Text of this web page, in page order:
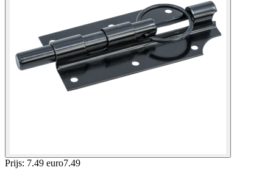
Prijs: 7.49 euro7.49